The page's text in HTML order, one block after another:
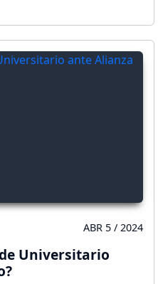
ABR 5 / 2024
Universitario